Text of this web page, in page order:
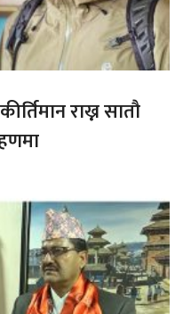
राख्न सातौ